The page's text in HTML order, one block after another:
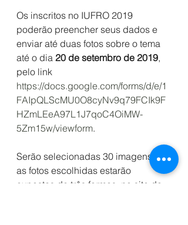
Os inscritos no IUFRO 2019
poderão preencher seus dados e
enviar até duas fotos sobre o tema
até o dia 20 de setembro de 2019,
pelo link
https://docs.google.com/forms/d/e/1
FAIpQLScMU0O8cyNv9q79FCIk9F
HZmLEeA97L1J7qoC4OiMW-
5Zm15w/viewform.
Serão selecionadas 30 imagens, e
as fotos escolhidas estarão
expostas de três formas: no site do